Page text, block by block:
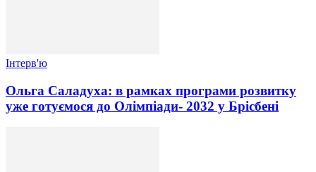
Інтерв'ю
Ольга Саладуха: в рамках програми розвитку
уже готуємося до Олімпіади- 2032 у Брісбені